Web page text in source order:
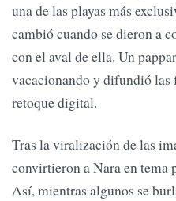
una de las playas más
cambió cuando se dieron a
con el aval de ella. Un
vacacionando y difundió
retoque digital.
Tras la viralización de las
convirtieron a Nara en tema
Así, mientras algunos se